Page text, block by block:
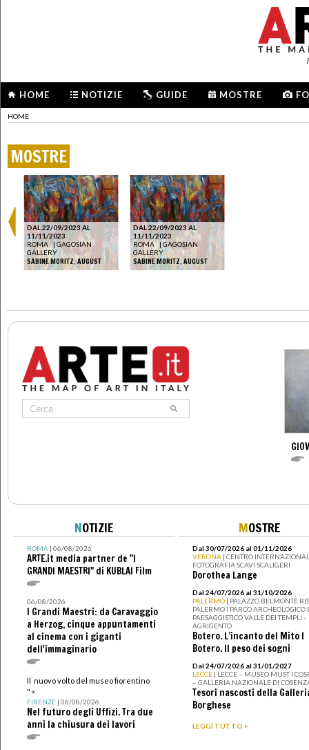
HOME NOTIZIE GUIDE MOSTRE
HOME
MOSTRE
DAL 22/09/2023 AL
11/11/2023
ROMA | GAGOSIAN
GALLERY
SABINE MORITZ. AUGUST
DAL 22/09/2023 AL
11/11/2023
ROMA
|GAGOSIAN
GALLERY
SABINE MORITZ. AUGUST
NOTIZIE
ROMA| 06/08/2026
ARTE.it media partner de "I
GRANDI MAESTRI" di KUBLAI Film
06/08/2026
I Grandi Maestri: da Caravaggio
a Herzog, cinque appuntamenti
al cinema con i giganti
dell'immaginario
Il nuovo volto del museo fiorentino
">
FIRENZE| 06/08/2026
Nel futuro degli Uffizi. Tra due
anni la chiusura dei lavori
MOSTRE
Dal 30/07/2026 al 01/11/2026
VERONA | CENTRO
FOTOGRAFIA SCAVI SCALIGERI
Dorothea Lange
Dal 24/07/2026 al 31/10/2026
PALERMO | PALAZZO BELMONTE
PALERMO I PARCO ARCHEOLOGICO
PAESAGGISTICO VALLE DEI TEMPLI -
AGRIGENTO
Botero. L’incanto del Mito I
Botero. Il peso dei sogni
Dal 24/07/2026 al 31/01/2027
LECCE | LECCE – MUSEO MUST I
– GALLERIA NAZIONALE DI
Tesori nascosti della
Borghese
LEGGI TUTTO >